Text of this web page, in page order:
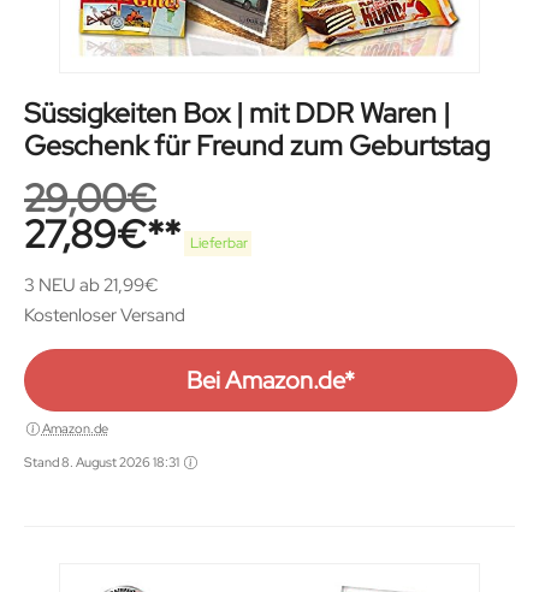
Süssigkeiten Box | mit DDR Waren |
Geschenk für Freund zum Geburtstag
29,00€
27,89€ Lieferbar
3 NEU ab 21,99€
Kostenloser Versand
Bei Amazon.de*
Amazon.de
Stand 8. August 2026 18:31